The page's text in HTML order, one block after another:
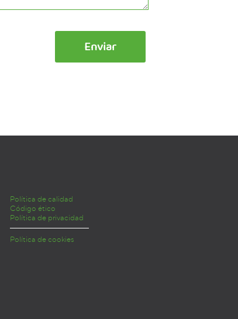
Política de calidad
Código ético
Política de privacidad
Política de cookies